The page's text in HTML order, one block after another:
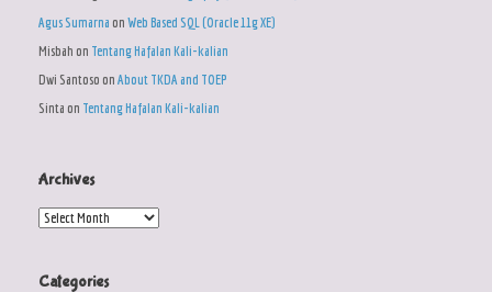
Agus Sumarna on Web Based SQL (Oracle 11g XE)
Misbah on Tentang Hafalan Kali-kalian
Dwi Santoso on About TKDA and TOEP
Sinta on Tentang Hafalan Kali-kalian
Archives
Archives
Categories